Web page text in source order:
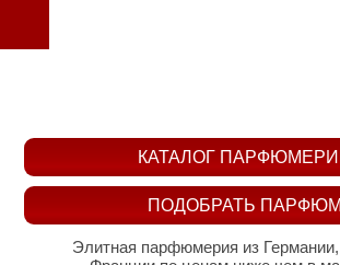
ПОДОБРАТЬ ПАРФЮМ
КАТАЛОГ
Элитная парфюмерия из